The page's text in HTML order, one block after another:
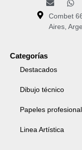
Combet
Aires,
Categorías
Destacados
Dibujo técnico
Papeles
Linea Artística